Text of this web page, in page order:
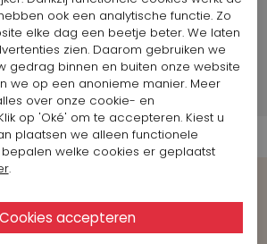
Duitsland
Maat 4
the Look
ook een analytische functie. Zo
elke dag een beetje beter. We laten
zien. Daarom gebruiken we
gedrag binnen en buiten onze website
we op een anonieme manier. Meer
over onze cookie- en
op 'Oké' om te accepteren. Kiest u
plaatsen we alleen functionele
bepalen welke cookies er geplaatst
.